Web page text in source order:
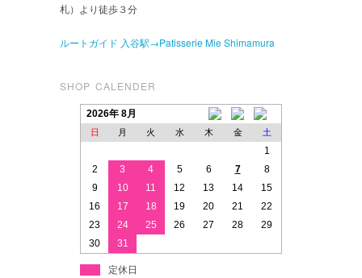
札）より徒歩３分
ルートガイド 入谷駅→Patisserie Mie Shimamura
SHOP CALENDER
2026年 8月
日 月 火 水 木 金 土
1
2
3 4 5 6 7
8
9
10 11 12 13 14
15
16
17 18 19 20 21
22
23
24 25 26 27 28
29
30
31
定休日